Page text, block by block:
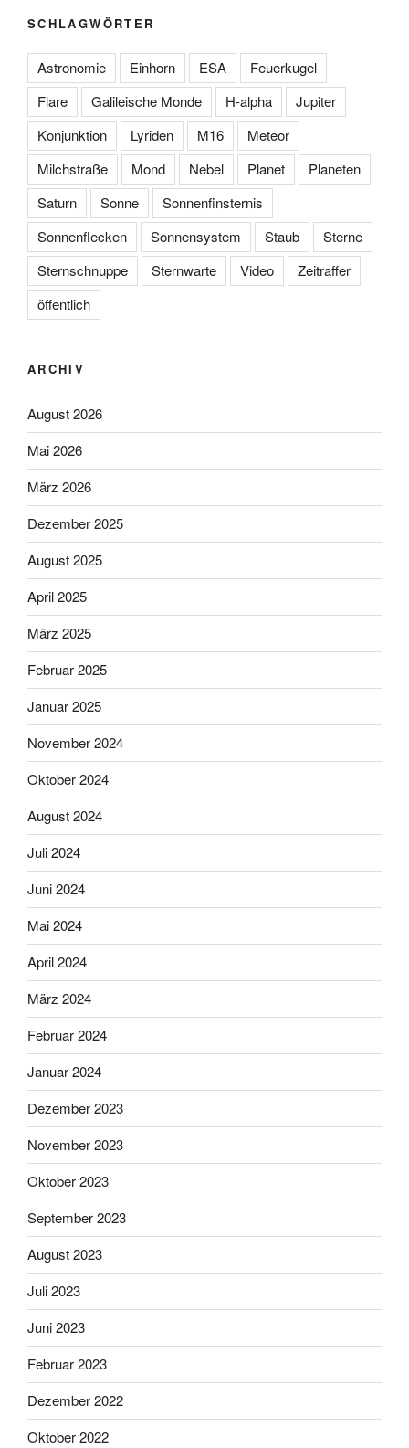
SCHLAGWÖRTER
Astronomie Einhorn ESA
Feuerkugel
Flare
Galileische Monde H-alpha
Jupiter
Konjunktion
Lyriden M16
Meteor
Milchstraße
Mond Nebel Planet
Planeten
Saturn
Sonne
Sonnenfinsternis
Sonnenflecken
Sonnensystem Staub
Sterne
Sternschnuppe
Sternwarte Video
Zeitraffer
öffentlich
ARCHIV
August 2026
Mai 2026
März 2026
Dezember 2025
August 2025
April 2025
März 2025
Februar 2025
Januar 2025
November 2024
Oktober 2024
August 2024
Juli 2024
Juni 2024
Mai 2024
April 2024
März 2024
Februar 2024
Januar 2024
Dezember 2023
November 2023
Oktober 2023
September 2023
August 2023
Juli 2023
Juni 2023
Februar 2023
Dezember 2022
Oktober 2022